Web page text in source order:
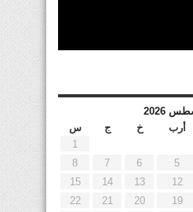
2026
أرب خ ج
س
1
5
6
7
8
12
13
14
15
19
20
21
22